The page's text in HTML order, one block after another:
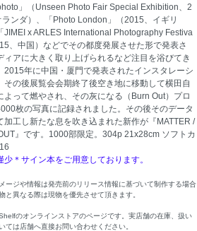
」（Unseen Photo Fair Special Exhibition、2
ンダ）、「Photo London」（2015、イギリ
JIMEI x ARLES International Photography Festiva
、中国）などでその都度発展させた形で発表さ
ィアに大きく取り上げられるなど注目を浴びてき
2015年に中国・厦門で発表されたインスタレーシ
その後展覧会会期終了後空き地に移動して横田自
よって燃やされ、その灰になる（Burn Out）プロ
枚の写真に記録されました。その後そのデータ
加工し新たな息を吹き込まれた新作が『MATTER /
』です。1000部限定。304p 21x28cm ソフトカ
少＊サイン本をご用意しております。
ージや情報は発売前のリリース情報に基づいて制作する場合
と異なる際は現物を優先させて頂きます。
のオンラインストアのページです。実店舗の在庫、扱い
ては店舗へ直接お問い合わせください。